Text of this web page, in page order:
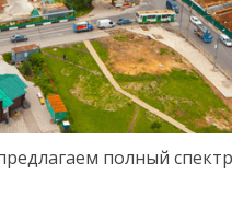
полный спектр